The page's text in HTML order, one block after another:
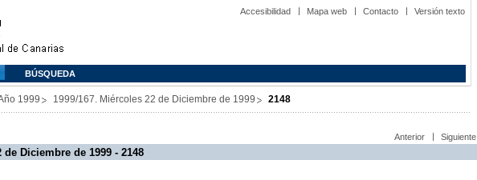
Accesibilidad Mapa web Contacto Versión texto
BÚSQUEDA
1999 1999/167. Miércoles 22 de Diciembre de 1999 2148
Anterior Siguiente
de Diciembre de 1999 - 2148